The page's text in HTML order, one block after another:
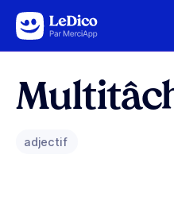
Aller au contenu
adjectif